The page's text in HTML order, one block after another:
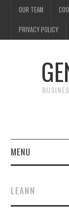
OUR TEAM
PRIVACY POLICY
MENU
FINANCE
LEANN